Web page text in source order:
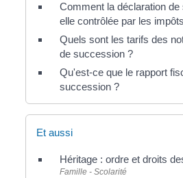
Comment la déclaration
elle contrôlée par les
Quels sont les tarifs des
de succession ?
Qu'est-ce que le rapport
succession ?
Et aussi
Héritage : ordre et droits
Famille - Scolarité